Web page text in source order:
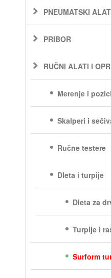
PNEUMATSKI
PRIBOR
RUČNI ALATI I
Merenje i
Skalperi i
Ručne testere
Dleta i turpije
Dleta za
Turpije i
Surform